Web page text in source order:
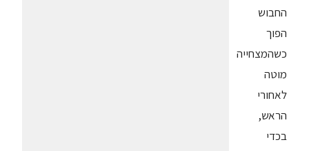
החבוש
הפוך
כשהמצחייה
מוטה
לאחורי
הראש,
בכדי